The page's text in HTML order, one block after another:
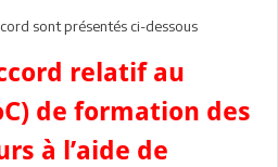
sont présentés ci-dessous
relatif au
de formation des
à l’aide de